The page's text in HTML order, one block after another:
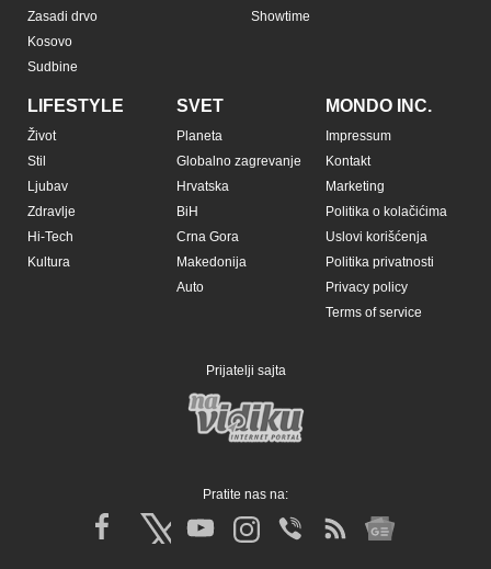
Zasadi drvo
Kosovo
Sudbine
Showtime
LIFESTYLE
Život
Stil
Ljubav
Zdravlje
Hi-Tech
Kultura
SVET
Planeta
Globalno zagrevanje
Hrvatska
BiH
Crna Gora
Makedonija
Auto
MONDO INC.
Impressum
Kontakt
Marketing
Politika o kolačićima
Uslovi korišćenja
Politika privatnosti
Privacy policy
Terms of service
Prijatelji sajta
Pratite nas na: